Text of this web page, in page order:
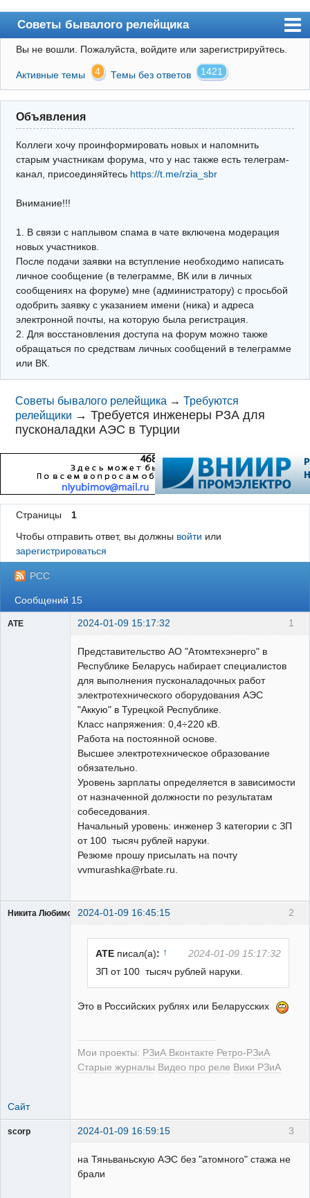
Советы бывалого релейщика
Форум
Правила
Поиск
Регистрация
Архив
Почта
Поиск релейщика
Видео РЗиА
Фотохостинг
Телеграм
Вы не вошли. Пожалуйста, войдите или зарегистрируйтесь.
Активные темы 4 Темы без ответов 1421
Объявления
Коллеги хочу проинформировать новых и напомнить
старым участникам форума, что у нас также есть телеграм-
канал, присоединяйтесь https://t.me/rzia_sbr
Внимание!!!
1. В связи с наплывом спама в чате включена модерация
новых участников.
После подачи заявки на вступление необходимо написать
личное сообщение (в телеграмме, ВК или в личных
сообщениях на форуме) мне (администратору) с просьбой
одобрить заявку с указанием имени (ника) и адреса
электронной почты, на которую была регистрация.
2. Для восстановления доступа на форум можно также
обращаться по средствам личных сообщений в телеграмме
или ВК.
Советы бывалого релейщика →Требуются
релейщики →Требуется инженеры РЗА для
пусконаладки АЭС в Турции
Страницы
1
Чтобы отправить ответ, вы должны войти или
зарегистрироваться
РСС
Сообщений 15
1
ATE 2024-01-09 15:17:32
Представительство АО "Атомтехэнерго" в
Республике Беларусь набирает специалистов
для выполнения пусконаладочных работ
электротехнического оборудования АЭС
"Аккую" в Турецкой Республике.
Класс напряжения: 0,4÷220 кВ.
Работа на постоянной основе.
Высшее электротехническое образование
обязательно.
Уровень зарплаты определяется в зависимости
от назначенной должности по результатам
собеседования.
Начальный уровень: инженер 3 категории с ЗП
от 100 тысяч рублей наруки.
Резюме прошу присылать на почту
vvmurashka@rbate.ru.
2
Никита Любимов 2024-01-09 16:45:15
ATE писал(а): ↑
2024-01-09 15:17:32
ЗП от 100 тысяч рублей наруки.
Это в Российских рублях или Беларусских
Мои проекты: РЗиА Вконтакте Ретро-РЗиА
Старые журналы Видео про реле Вики РЗиА
Сайт
3
scorp 2024-01-09 16:59:15
на Тяньваньскую АЭС без "атомного" стажа не
брали